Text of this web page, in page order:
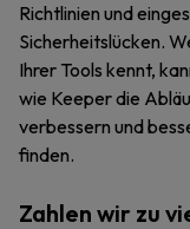
Richtlinien und
Sicherheitslücken.
Ihrer Tools kennt,
wie Keeper die
verbessern und
finden.
Zahlen wir zu